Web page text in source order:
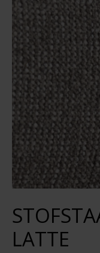
LATTE